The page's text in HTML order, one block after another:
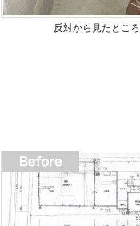
反対から見たところ